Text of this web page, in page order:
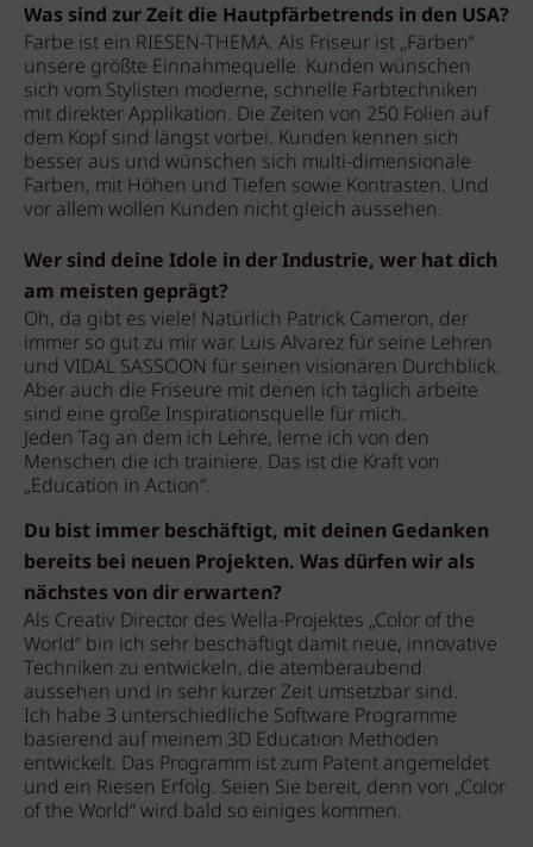
Was sind zur Zeit die Hautpfärbetrends in den USA?
Farbe ist ein RIESEN-THEMA. Als Friseur ist „Färben“
unsere größte Einnahmequelle. Kunden wünschen
sich vom Stylisten moderne, schnelle Farbtechniken
mit direkter Applikation. Die Zeiten von 250 Folien auf
dem Kopf sind längst vorbei. Kunden kennen sich
besser aus und wünschen sich multi-dimensionale
Farben, mit Höhen und Tiefen sowie Kontrasten. Und
vor allem wollen Kunden nicht gleich aussehen.
Wer sind deine Idole in der Industrie, wer hat dich
am meisten geprägt?
Oh, da gibt es viele! Natürlich Patrick Cameron, der
immer so gut zu mir war. Luis Alvarez für seine Lehren
und VIDAL SASSOON für seinen visionären Durchblick.
Aber auch die Friseure mit denen ich täglich arbeite
sind eine große Inspirationsquelle für mich.
Jeden Tag an dem ich Lehre, lerne ich von den
Menschen die ich trainiere. Das ist die Kraft von
„Education in Action“.
Du bist immer beschäftigt, mit deinen Gedanken
bereits bei neuen Projekten. Was dürfen wir als
nächstes von dir erwarten?
Als Creativ Director des Wella-Projektes „Color of the
World“ bin ich sehr beschäftigt damit neue, innovative
Techniken zu entwickeln, die atemberaubend
aussehen und in sehr kurzer Zeit umsetzbar sind.
Ich habe 3 unterschiedliche Software Programme
basierend auf meinem 3D Education Methoden
entwickelt. Das Programm ist zum Patent angemeldet
und ein Riesen Erfolg. Seien Sie bereit, denn von „Color
of the World“ wird bald so einiges kommen.